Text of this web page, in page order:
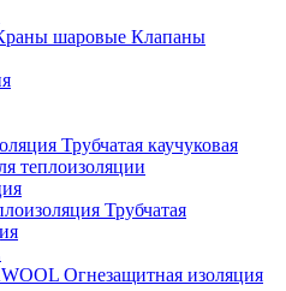
шаровые Клапаны
Трубчатая каучуковая
теплоизоляции
Трубчатая
Огнезащитная изоляция